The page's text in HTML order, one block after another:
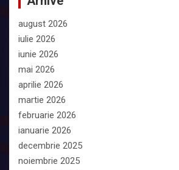
august 2026
iulie 2026
iunie 2026
mai 2026
aprilie 2026
martie 2026
februarie 2026
ianuarie 2026
decembrie 2025
noiembrie 2025